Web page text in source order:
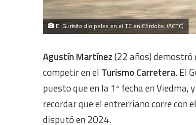
El Gurisito dio pelea en el TC en Córdoba. (ACTC)
Agustín Martínez(22 años)
competir en el Turismo Carretera. El
puesto que en la 1ª fecha en
recordar que el entrerriano corre con
disputó en 2024.